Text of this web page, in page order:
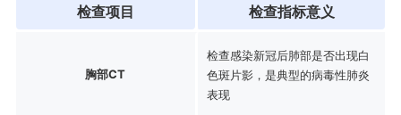
检查项目 检查指标意义
胸部CT
检查感染新冠后肺部是否出现白
色斑片影，是典型的病毒性肺炎
表现